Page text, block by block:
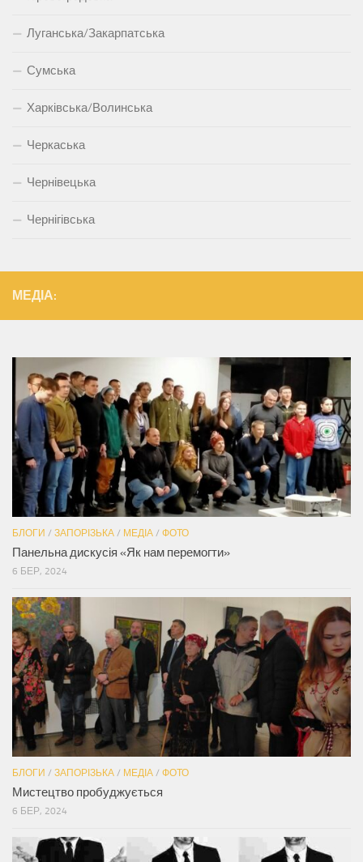
Луганська/Закарпатська
Сумська
Харківська/Волинська
Черкаська
Чернівецька
Чернігівська
МЕДІА:
БЛОГИ / ЗАПОРІЗЬКА / МЕДІА / ФОТО
Панельна дискусія «Як нам перемогти»
6 БЕР, 2024
БЛОГИ / ЗАПОРІЗЬКА / МЕДІА / ФОТО
Мистецтво пробуджується
6 БЕР, 2024